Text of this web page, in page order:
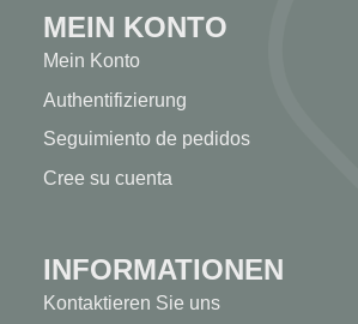
MEIN KONTO
Mein Konto
Authentifizierung
Seguimiento de pedidos
Cree su cuenta
INFORMATIONEN
Kontaktieren Sie uns